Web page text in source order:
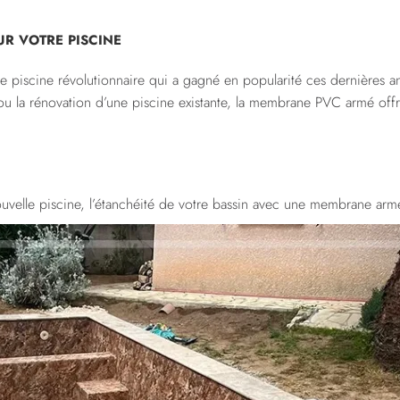
VOTRE PISCINE
piscine révolutionnaire qui a gagné en popularité ces dernières
rénovation d’une piscine existante, la membrane PVC armé
piscine, l’étanchéité de votre bassin avec une membrane